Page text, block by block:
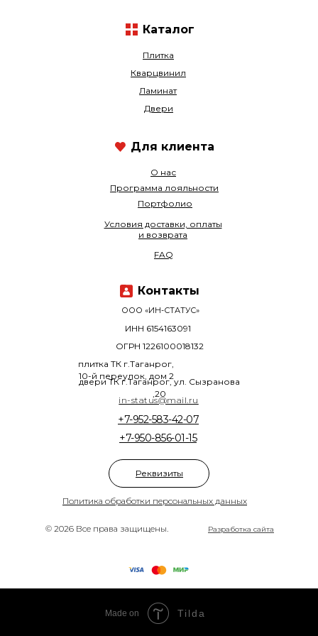
© 2026 Все права защищены.
Политика обработки персональных данных
Плитка
Кварцвинил
+7-950-856-01-15
+7-952-583-42-07
О нас
Ламинат
Программа лояльности
Двери
Портфолио
ООО «ИН-СТАТУС»
плитка ТК г.Таганрог,
10-й переулок, дом 2
двери ТК г.Таганрог, ул. Сызранова
,20
ОГРН 1226100018132
ИНН 6154163091
Разработка сайта
Условия доставки, оплаты
и возврата
FAQ
Каталог
in-status@mail.ru
Контакты
Для клиента
Реквизиты
Made on Tilda